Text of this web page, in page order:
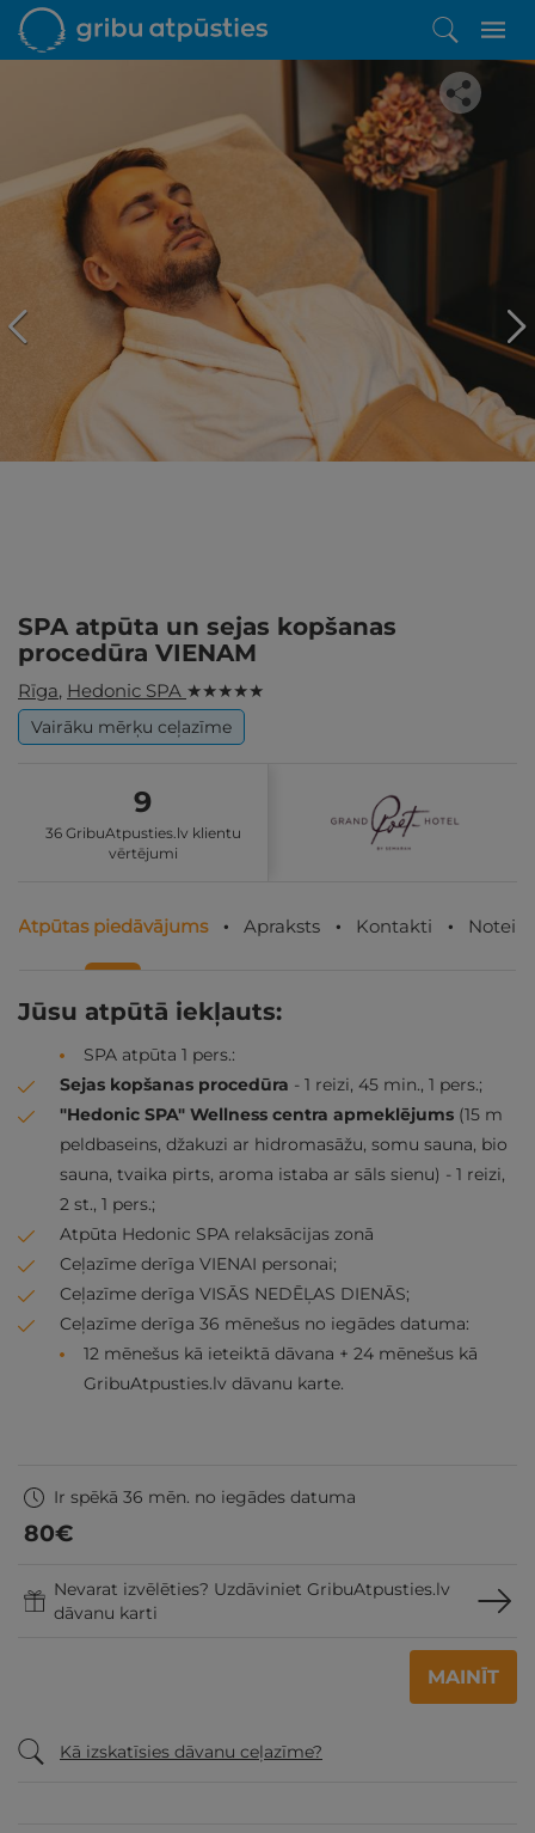
Iepatikās šis piedāvājums?
Līdz brīnišķīgai atpūtai atlikuši tikai daži soļi
PĒRKU
SPA atpūta un sejas kopšanas
procedūra VIENAM
Rīga, Hedonic SPA ★ ★ ★ ★ ★
Vairāku mērķu ceļazīme
9
36 GribuAtpusties.lv klientu
vērtējumi
Atpūtas piedāvājums Apraksts Kontakti
Jūsu atpūtā iekļauts:
SPA atpūta 1 pers.:
Sejas kopšanas procedūra - 1 reizi, 45 min., 1 pers.;
"Hedonic SPA" Wellness centra apmeklējums (15 m
peldbaseins, džakuzi ar hidromasāžu, somu sauna, bio
sauna, tvaika pirts, aroma istaba ar sāls sienu) - 1 reizi,
2 st., 1 pers.;
Atpūta Hedonic SPA relaksācijas zonā
Ceļazīme derīga VIENAI personai;
Ceļazīme derīga VISĀS NEDĒĻAS DIENĀS;
Ceļazīme derīga 36 mēnešus no iegādes datuma:
12 mēnešus kā ieteiktā dāvana + 24 mēnešus kā
GribuAtpusties.lv dāvanu karte.
Ir spēkā 36 mēn. no iegādes datuma
80€
Nevarat izvēlēties? Uzdāviniet GribuAtpusties.lv
dāvanu karti
MAINĪT
Kā izskatīsies dāvanu ceļazīme?